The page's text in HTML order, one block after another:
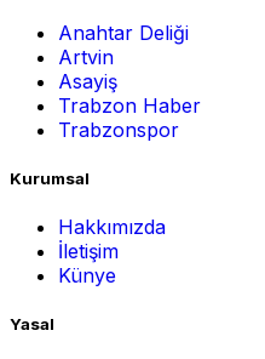
Anahtar Deliği
Artvin
Asayiş
Trabzon Haber
Trabzonspor
Kurumsal
Hakkımızda
İletişim
Künye
Yasal